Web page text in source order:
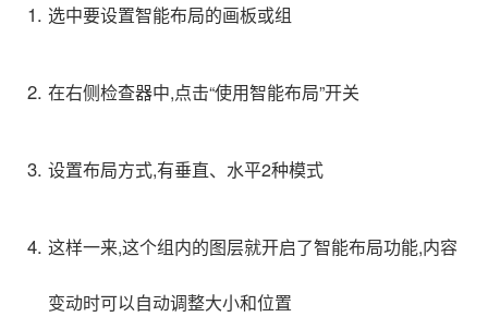
选中要设置智能布局的画板或组
在右侧检查器中,点击“使用智能布局”开关
设置布局方式,有垂直、水平2种模式
这样一来,这个组内的图层就开启了智能布局功能,内容
变动时可以自动调整大小和位置